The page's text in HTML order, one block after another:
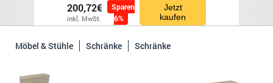
200,72€
inkl. MwSt.
Sparen
6%
Jetzt
kaufen
Möbel & Stühle Schränke Schränke